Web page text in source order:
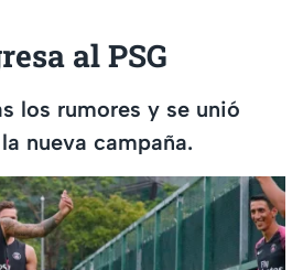
al PSG
los rumores y se unió
nueva campaña.